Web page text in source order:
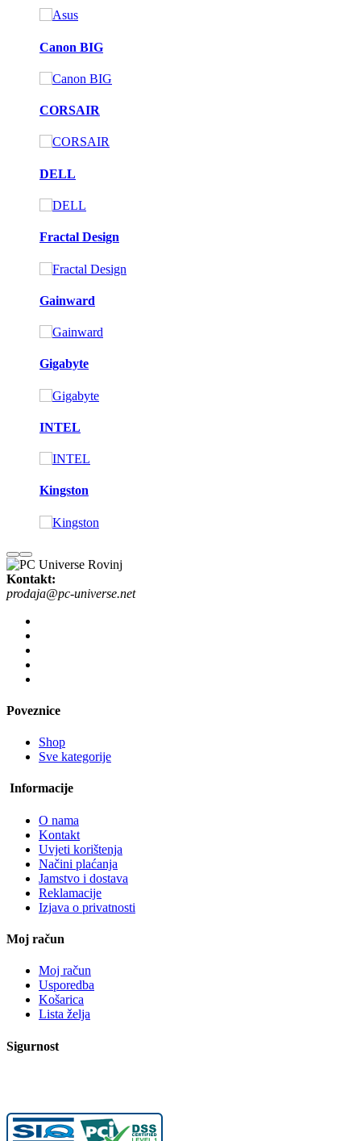
Canon BIG
CORSAIR
DELL
Fractal Design
Gainward
Gigabyte
INTEL
Kingston
Kontakt:
prodaja@pc-universe.net
Poveznice
Shop
Sve kategorije
Informacije
O nama
Kontakt
Uvjeti korištenja
Načini plaćanja
Jamstvo i dostava
Reklamacije
Izjava o privatnosti
Moj račun
Moj račun
Usporedba
Košarica
Lista želja
Sigurnost